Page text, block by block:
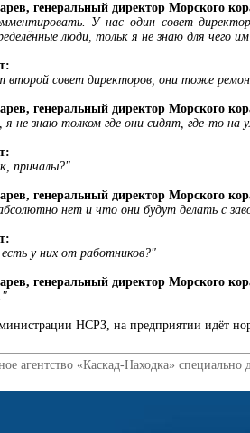
генеральный директор Морского
У нас один совет
люди, тольк я не знаю для чего
второй совет директоров, они тоже
генеральный директор Морского
не знаю толком где они сидят, где-то на
причалы?"
генеральный директор Морского
нет и что они будут делать с
у них от работников?"
генеральный директор Морского
НСРЗ, на предприятии идёт
агентство «Каскад-Находка» специально